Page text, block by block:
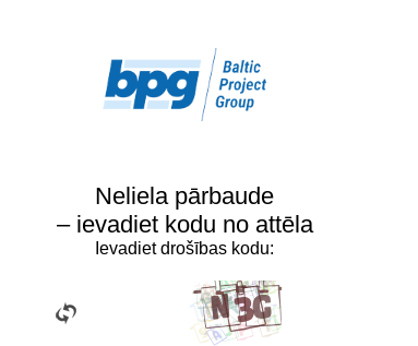
Neliela pārbaude
– ievadiet kodu no attēla
Ievadiet drošības kodu: